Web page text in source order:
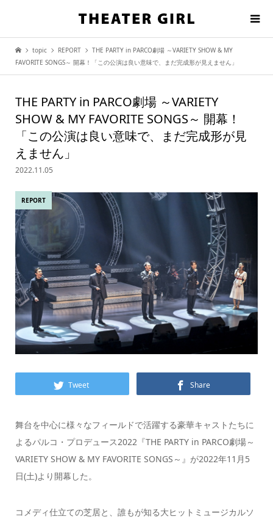
topic REPORT
THE PARTY in PARCO劇場 ～VARIETY SHOW & MY
FAVORITE SONGS～ 開幕！「この公演は良い意味で、まだ完成形が見えません」
THE PARTY in PARCO劇場 ～VARIETY
SHOW & MY FAVORITE SONGS～ 開幕！
「この公演は良い意味で、まだ完成形が見
えません」
2022.11.05
REPORT
Tweet Share
舞台を中心に様々なフィールドで活躍する豪華キャストたちに
よるパルコ・プロデュース2022『THE PARTY in PARCO劇場～
VARIETY SHOW & MY FAVORITE SONGS～』が2022年11月5
日(土)より開幕した。
コメディ仕立ての芝居と、誰もが知る大ヒットミュージカルソ